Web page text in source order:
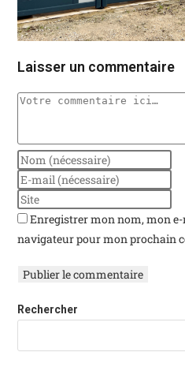
Laisser un commentaire
Enregistrer mon nom, mon
navigateur pour mon prochain
Rechercher